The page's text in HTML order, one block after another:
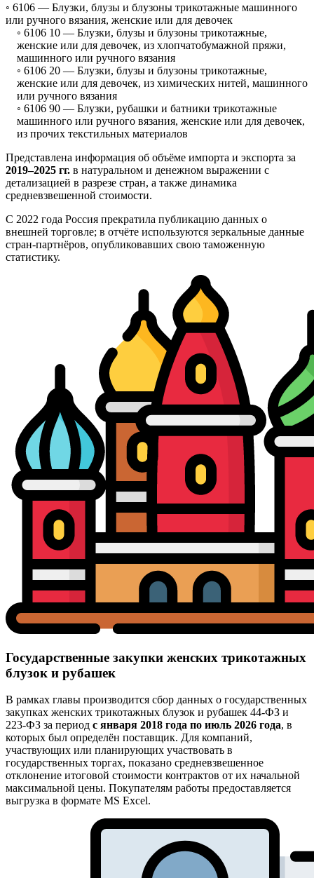
◦ 6106 — Блузки, блузы и блузоны трикотажные машинного
или ручного вязания, женские или для девочек
◦ 6106 10 — Блузки, блузы и блузоны трикотажные,
женские или для девочек, из хлопчатобумажной пряжи,
машинного или ручного вязания
◦ 6106 20 — Блузки, блузы и блузоны трикотажные,
женские или для девочек, из химических нитей, машинного
или ручного вязания
◦ 6106 90 — Блузки, рубашки и батники трикотажные
машинного или ручного вязания, женские или для девочек,
из прочих текстильных материалов
Представлена информация об объёме импорта и экспорта за
2019–2025 гг. в натуральном и денежном выражении с
детализацией в разрезе стран, а также динамика
средневзвешенной стоимости.
С 2022 года Россия прекратила публикацию данных о
внешней торговле; в отчёте используются зеркальные данные
стран-партнёров, опубликовавших свою таможенную
статистику.
Государственные закупки женских трикотажных
блузок и рубашек
В рамках главы производится сбор данных о государственных
закупках женских трикотажных блузок и рубашек 44-ФЗ и
223-ФЗ за период с января 2018 года по июль 2026 года, в
которых был определён поставщик. Для компаний,
участвующих или планирующих участвовать в
государственных торгах, показано средневзвешенное
отклонение итоговой стоимости контрактов от их начальной
максимальной цены. Покупателям работы предоставляется
выгрузка в формате MS Excel.